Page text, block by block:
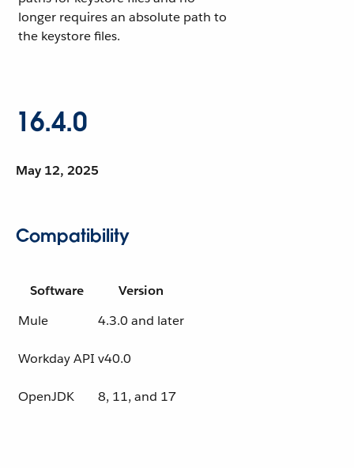
longer requires an absolute path to
the keystore files.
16.4.0
May 12, 2025
Compatibility
Software
Version
Mule
4.3.0 and later
Workday API v40.0
OpenJDK 8, 11, and 17